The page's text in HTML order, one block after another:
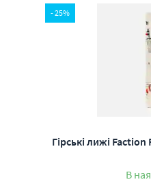
- 25%
Гірські лижі
В